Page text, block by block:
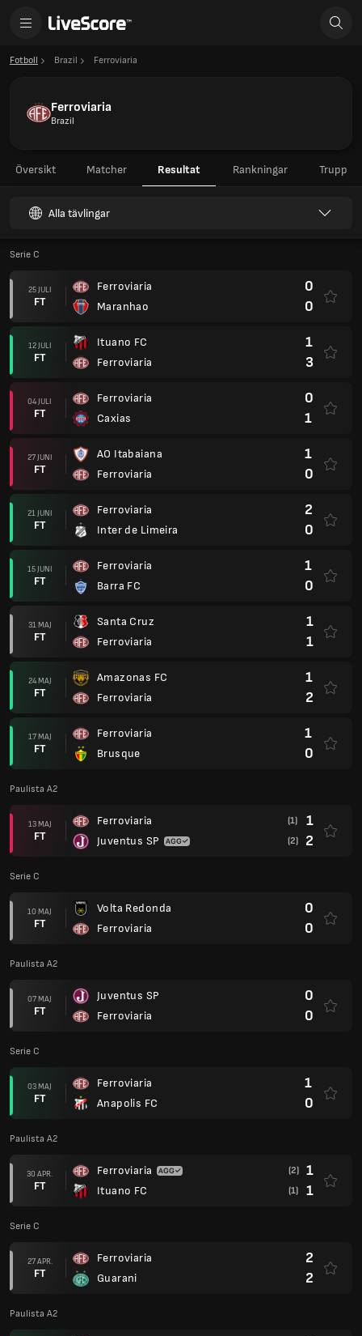
Fotboll Brazil Ferroviaria
Ferroviaria
Brazil
Översikt Matcher Resultat Rankningar Trupp
Alla tävlingar
Serie C
25 JULI
FT
Ferroviaria
Maranhao
0
0
12 JULI
FT
Ituano FC
Ferroviaria
1
3
04 JULI
FT
Ferroviaria
Caxias
0
1
27 JUNI
FT
AO Itabaiana
Ferroviaria
1
0
21 JUNI
FT
Ferroviaria
Inter de Limeira
2
0
15 JUNI
FT
Ferroviaria
Barra FC
1
0
31 MAJ
FT
Santa Cruz
Ferroviaria
1
1
24 MAJ
FT
Amazonas FC
Ferroviaria
1
2
17 MAJ
FT
Ferroviaria
Brusque
1
0
Paulista A2
13 MAJ
FT
Ferroviaria
Juventus SP
(1) 1
(2) 2
Serie C
10 MAJ
FT
Volta Redonda
Ferroviaria
0
0
Paulista A2
07 MAJ
FT
Juventus SP
Ferroviaria
0
0
Serie C
03 MAJ
FT
Ferroviaria
Anapolis FC
1
0
Paulista A2
30 APR.
FT
Ferroviaria
Ituano FC
(2) 1
(1) 1
Serie C
27 APR.
FT
Ferroviaria
Guarani
2
2
Paulista A2